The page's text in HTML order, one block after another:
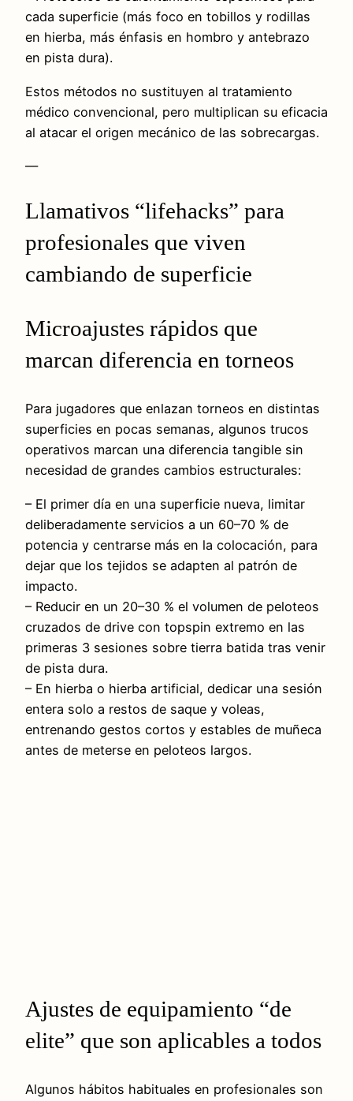
cada superficie (más foco en tobillos y rodillas
en hierba, más énfasis en hombro y antebrazo
en pista dura).
Estos métodos no sustituyen al tratamiento
médico convencional, pero multiplican su eficacia
al atacar el origen mecánico de las sobrecargas.
—
Llamativos “lifehacks” para
profesionales que viven
cambiando de superficie
Microajustes rápidos que
marcan diferencia en torneos
Para jugadores que enlazan torneos en distintas
superficies en pocas semanas, algunos trucos
operativos marcan una diferencia tangible sin
necesidad de grandes cambios estructurales:
– El primer día en una superficie nueva, limitar
deliberadamente servicios a un 60–70 % de
potencia y centrarse más en la colocación, para
dejar que los tejidos se adapten al patrón de
impacto.
– Reducir en un 20–30 % el volumen de peloteos
cruzados de drive con topspin extremo en las
primeras 3 sesiones sobre tierra batida tras venir
de pista dura.
– En hierba o hierba artificial, dedicar una sesión
entera solo a restos de saque y voleas,
entrenando gestos cortos y estables de muñeca
antes de meterse en peloteos largos.
Ajustes de equipamiento “de
elite” que son aplicables a todos
Algunos hábitos habituales en profesionales son